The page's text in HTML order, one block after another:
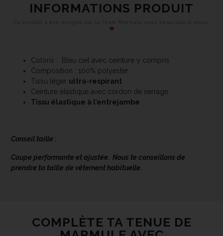
INFORMATIONS PRODUIT
Ce produit a été designé par la Team Marmule avec beaucoup d’amour
Coloris : Bleu ciel avec ceinture y compris
Composition : 100% polyester
Tissu léger ultra-respirant
Ceinture élastique avec cordon de serrage
Tissu élastique à l’entrejambe
Conseil taille :
Coupe performante et ajustée. Nous te conseillons de
prendre ta taille de vêtement habituelle.
COMPLÈTE TA TENUE DE